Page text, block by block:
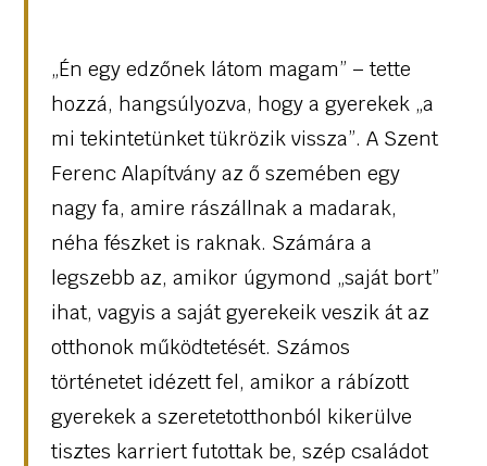
„Én egy edzőnek látom magam” – tette
hozzá, hangsúlyozva, hogy a gyerekek „a
mi tekintetünket tükrözik vissza”. A Szent
Ferenc Alapítvány az ő szemében egy
nagy fa, amire rászállnak a madarak,
néha fészket is raknak. Számára a
legszebb az, amikor úgymond „saját bort”
ihat, vagyis a saját gyerekeik veszik át az
otthonok működtetését. Számos
történetet idézett fel, amikor a rábízott
gyerekek a szeretetotthonból kikerülve
tisztes karriert futottak be, szép családot